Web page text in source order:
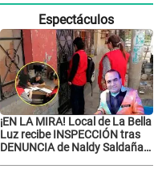
Espectáculos
¡EN LA MIRA! Local de La Bella
Luz recibe INSPECCIÓN tras
DENUNCIA de Naldy Saldaña